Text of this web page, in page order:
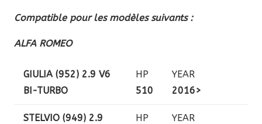
Compatible pour les modèles suivants :
ALFA ROMEO
GIULIA (952) 2.9 V6
BI-TURBO
HP
510
YEAR
2016>
STELVIO (949) 2.9
HP
YEAR